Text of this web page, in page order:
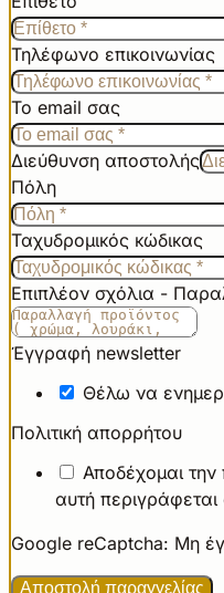
Τηλέφωνο επικοινωνίας
Το email σας
Διεύθυνση αποστολής
Πόλη
Ταχυδρομικός κώδικας
Επιπλέον σχόλια -
Έγγραφή newsletter
Θέλω να
Πολιτική απορρήτου
Αποδέχομαι
αυτή περιγράφεται
Google reCaptcha: Μη
Αποστολή παραγγελίας